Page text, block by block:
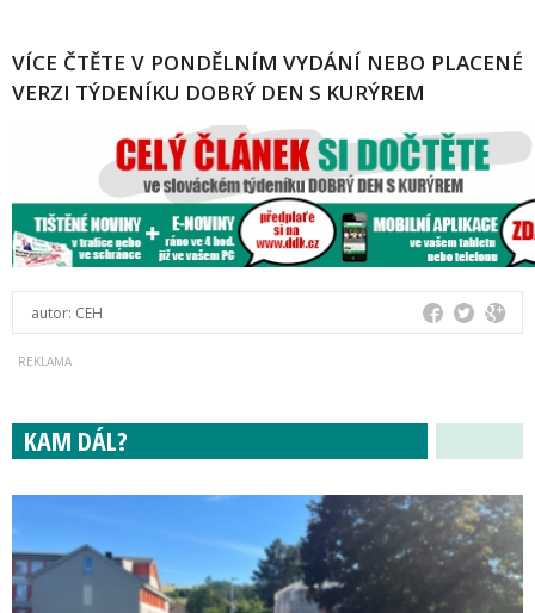
VÍCE ČTĚTE V PONDĚLNÍM VYDÁNÍ NEBO PLACENÉ
VERZI TÝDENÍKU DOBRÝ DEN S KURÝREM
autor: CEH
KAM DÁL?